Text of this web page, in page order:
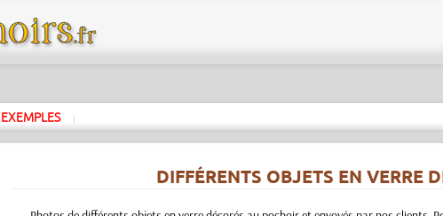
EXEMPLES |
DIFFÉRENTS OBJETS EN VERRE